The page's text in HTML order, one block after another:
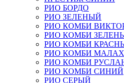
РИО БОРДО
РИО ЗЕЛЕНЫЙ
РИО КОМБИ
РИО КОМБИ
РИО КОМБИ
РИО КОМБИ
РИО КОМБИ
РИО КОМБИ СИНИЙ
РИО СЕРЫЙ